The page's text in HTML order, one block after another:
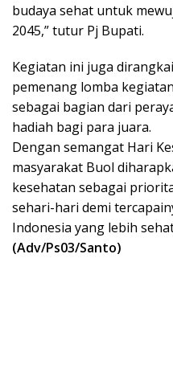
budaya sehat untuk
2045,” tutur Pj Bupati.
Kegiatan ini juga
pemenang lomba
sebagai bagian dari
hadiah bagi para juara.
Dengan semangat Hari
masyarakat Buol
kesehatan sebagai
sehari-hari demi
Indonesia yang lebih
(Adv/Ps03/Santo)